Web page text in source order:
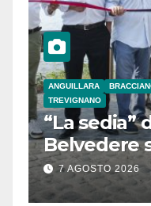
ANGUILLARA
TREVIGNANO
“La sedia”
Belvedere
Bracciano:
7 AGOSTO 2026